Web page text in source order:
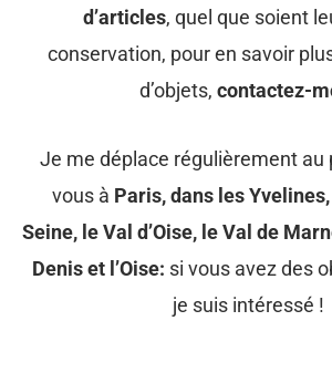
d’articles, quel que soient
conservation, pour en savoir
d’objets, contactez-
Je me déplace régulièrement au
vous à Paris, dans les
Seine, le Val d’Oise, le Val de
Denis et l’Oise: si vous avez des
je suis intéressé !